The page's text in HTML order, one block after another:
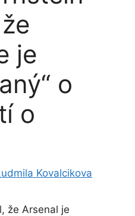
je
o
o
Kovalcikova
že Arsenal je